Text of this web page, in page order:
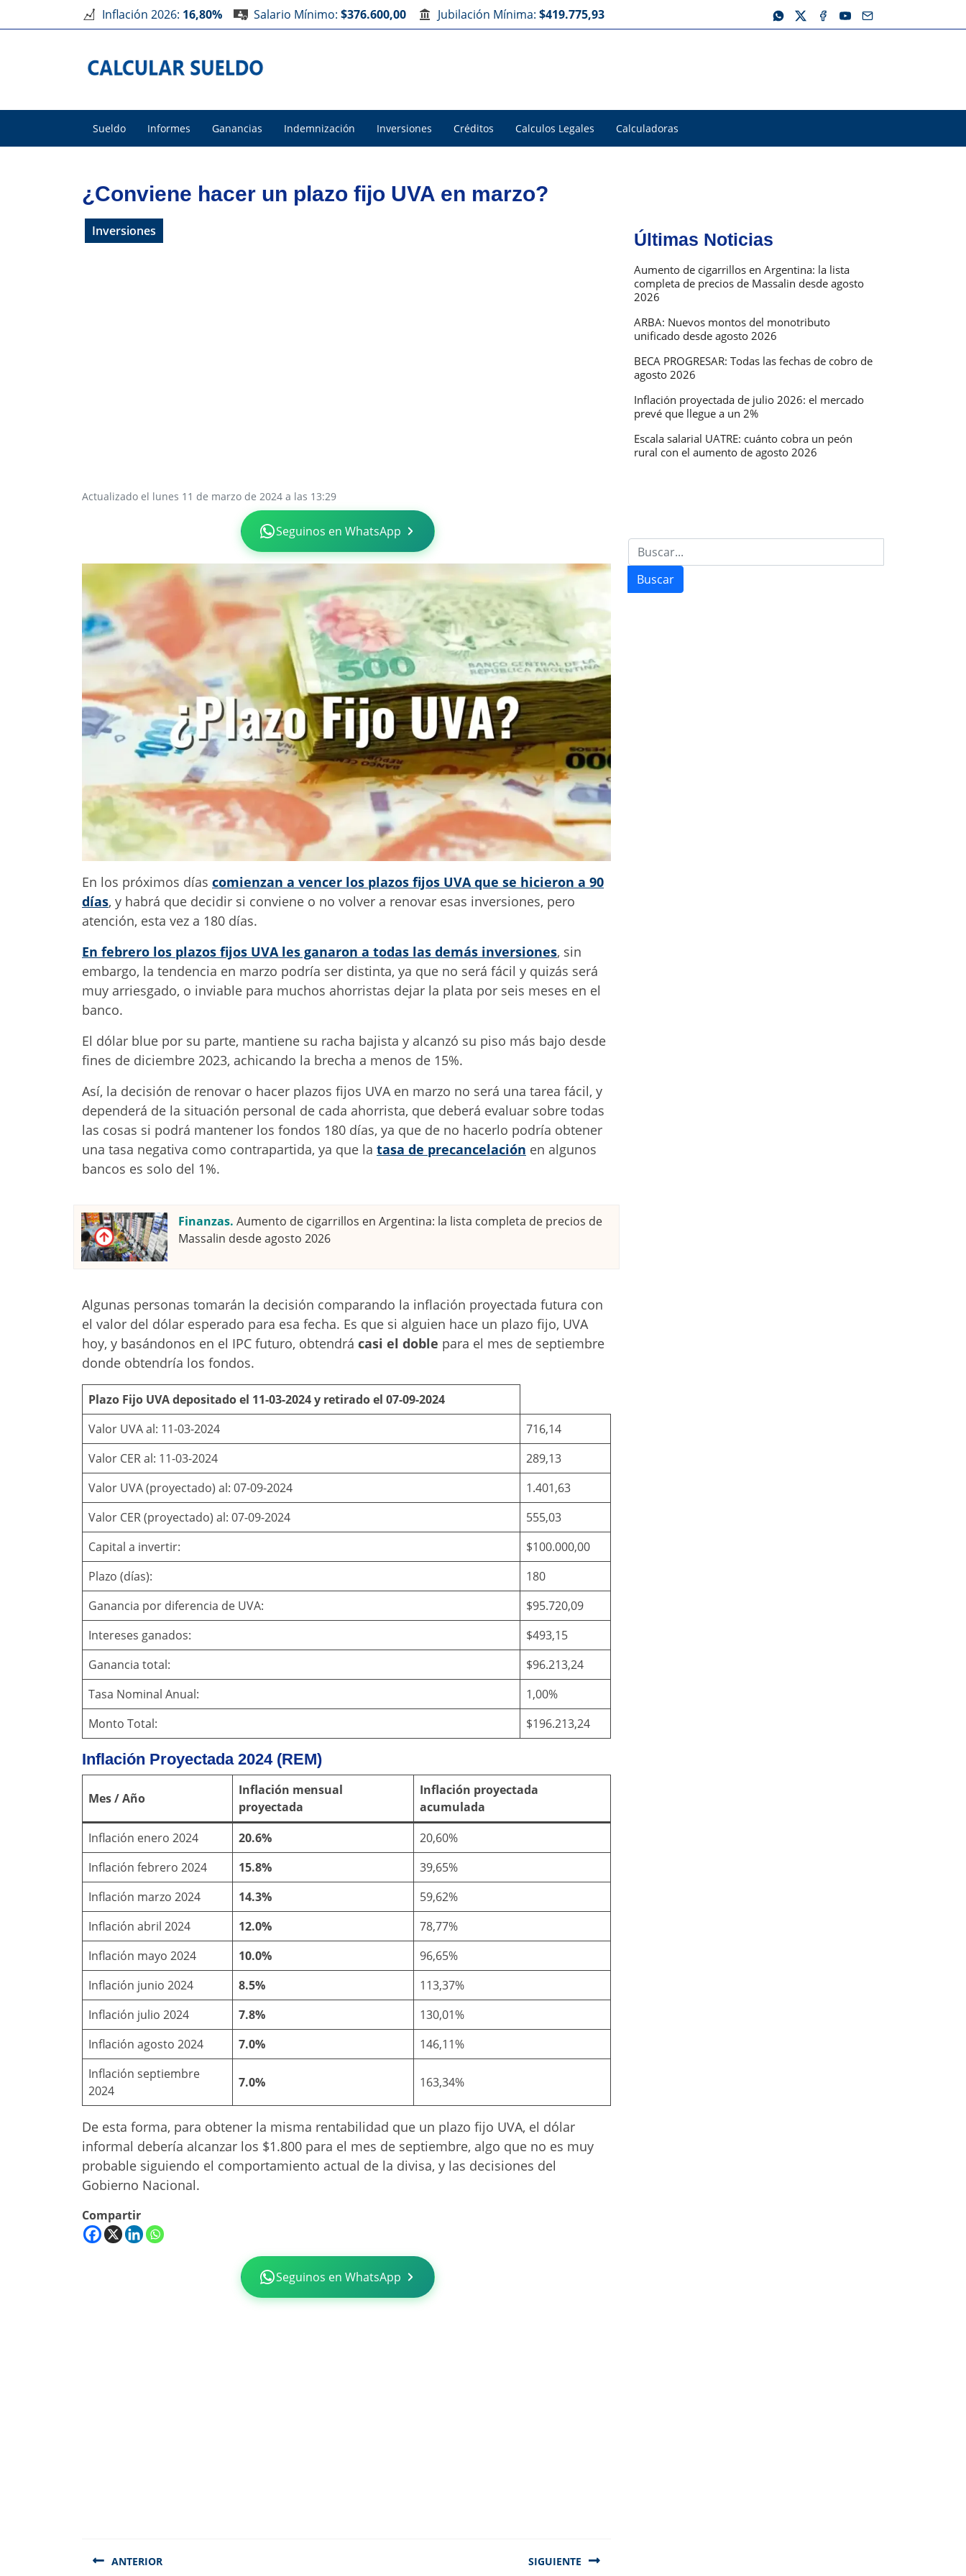
Inflación 2026: 16,80% Salario Mínimo: $376.600,00 Jubilación Mínima: $419.775,93
Sueldo Informes Ganancias Indemnización Inversiones Créditos Calculos Legales Calculadoras
¿Conviene hacer un plazo fijo UVA en marzo?
Inversiones
Actualizado el lunes 11 de marzo de 2024 a las 13:29
Seguinos en WhatsApp
En los próximos días comienzan a vencer los plazos fijos UVA que se hicieron a 90
días, y habrá que decidir si conviene o no volver a renovar esas inversiones, pero
atención, esta vez a 180 días.
En febrero los plazos fijos UVA les ganaron a todas las demás inversiones, sin
embargo, la tendencia en marzo podría ser distinta, ya que no será fácil y quizás será
muy arriesgado, o inviable para muchos ahorristas dejar la plata por seis meses en el
banco.
El dólar blue por su parte, mantiene su racha bajista y alcanzó su piso más bajo desde
fines de diciembre 2023, achicando la brecha a menos de 15%.
Así, la decisión de renovar o hacer plazos fijos UVA en marzo no será una tarea fácil, y
dependerá de la situación personal de cada ahorrista, que deberá evaluar sobre todas
las cosas si podrá mantener los fondos 180 días, ya que de no hacerlo podría obtener
una tasa negativa como contrapartida, ya que la tasa de precancelación en algunos
bancos es solo del 1%.
Finanzas. Aumento de cigarrillos en Argentina: la lista completa de precios de
Massalin desde agosto 2026
Algunas personas tomarán la decisión comparando la inflación proyectada futura con
el valor del dólar esperado para esa fecha. Es que si alguien hace un plazo fijo, UVA
hoy, y basándonos en el IPC futuro, obtendrá casi el doble para el mes de septiembre
donde obtendría los fondos.
Plazo Fijo UVA depositado el 11-03-2024 y retirado el 07-09-2024
Valor UVA al: 11-03-2024
716,14
Valor CER al: 11-03-2024
289,13
Valor UVA (proyectado) al: 07-09-2024
1.401,63
Valor CER (proyectado) al: 07-09-2024
555,03
Capital a invertir:
$100.000,00
Plazo (días):
180
Ganancia por diferencia de UVA:
$95.720,09
Intereses ganados:
$493,15
Ganancia total:
$96.213,24
Tasa Nominal Anual:
1,00%
Monto Total:
$196.213,24
Inflación Proyectada 2024 (REM)
Mes / Año
Inflación mensual
proyectada
Inflación proyectada
acumulada
Inflación enero 2024
20.6%
20,60%
Inflación febrero 2024
15.8%
39,65%
Inflación marzo 2024
14.3%
59,62%
Inflación abril 2024
12.0%
78,77%
Inflación mayo 2024
10.0%
96,65%
Inflación junio 2024
8.5%
113,37%
Inflación julio 2024
7.8%
130,01%
Inflación agosto 2024
7.0%
146,11%
Inflación septiembre
2024
7.0% 163,34%
De esta forma, para obtener la misma rentabilidad que un plazo fijo UVA, el dólar
informal debería alcanzar los $1.800 para el mes de septiembre, algo que no es muy
probable siguiendo el comportamiento actual de la divisa, y las decisiones del
Gobierno Nacional.
Compartir
Seguinos en WhatsApp
de
ANTERIOR SIGUIENTE
Últimas Noticias
Aumento de cigarrillos en Argentina: la lista
completa de precios de Massalin desde agosto
2026
ARBA: Nuevos montos del monotributo
unificado desde agosto 2026
BECA PROGRESAR: Todas las fechas de cobro de
agosto 2026
Inflación proyectada de julio 2026: el mercado
prevé que llegue a un 2%
Escala salarial UATRE: cuánto cobra un peón
rural con el aumento de agosto 2026
Buscar